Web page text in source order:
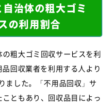
治体の粗大ゴミ
の利用割合
粗大ゴミ回収サービスを利
回収業者を利用する人より
ました。「不用品回収」サ
ともあり、回収品目によっ